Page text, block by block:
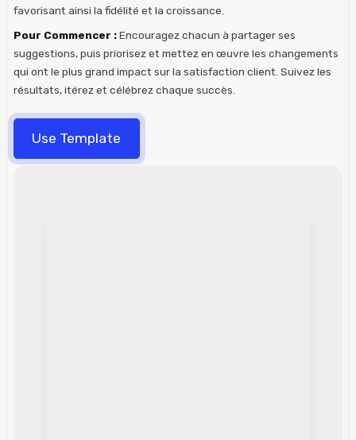
favorisant ainsi la fidélité et la croissance.
Pour Commencer :Encouragez chacun à partager ses
suggestions, puis priorisez et mettez en œuvre les changements
qui ont le plus grand impact sur la satisfaction client. Suivez les
résultats, itérez et célébrez chaque succès.
Use Template